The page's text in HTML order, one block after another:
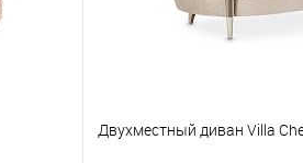
Двухместный диван Villa